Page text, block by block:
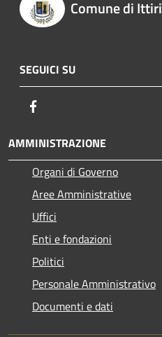
Comune di Ittiri
SEGUICI SU
AMMINISTRAZIONE
Organi di Governo
Aree Amministrative
Uffici
Enti e fondazioni
Politici
Personale Amministrativo
Documenti e dati